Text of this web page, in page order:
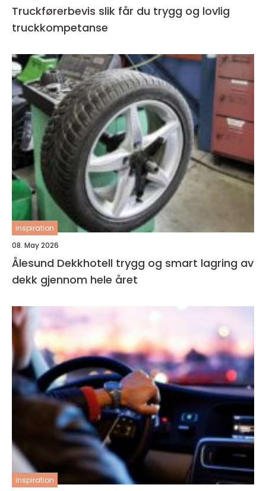
Truckførerbevis slik får du trygg og lovlig
truckkompetanse
inspiration
08. May 2026
Ålesund Dekkhotell trygg og smart lagring av
dekk gjennom hele året
inspiration